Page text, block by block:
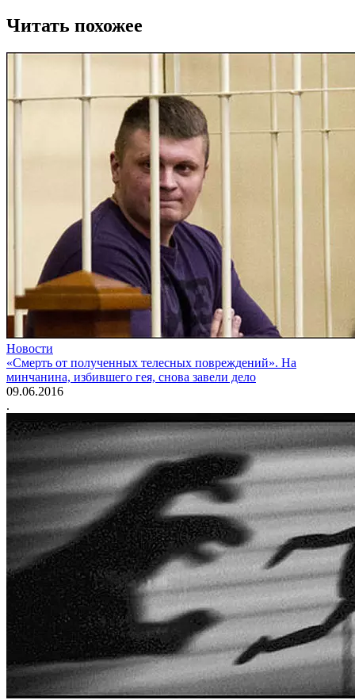
Читать похожее
Новости
«Смерть от полученных телесных повреждений». На
минчанина, избившего гея, снова завели дело
09.06.2016
.